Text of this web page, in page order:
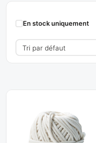
Fil
Maçon
En stock uniquement